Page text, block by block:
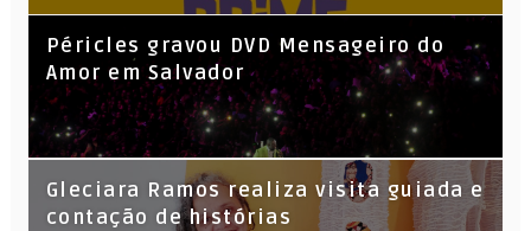
Péricles gravou DVD Mensageiro do
Amor em Salvador
KL Jay (Racionais MC’s), DJ Raíz e DJ
Leandro Vitrola na BIGSHAKE 14
Gleciara Ramos realiza visita guiada e
contação de histórias